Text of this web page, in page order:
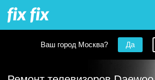
Ваш город Москва? Да